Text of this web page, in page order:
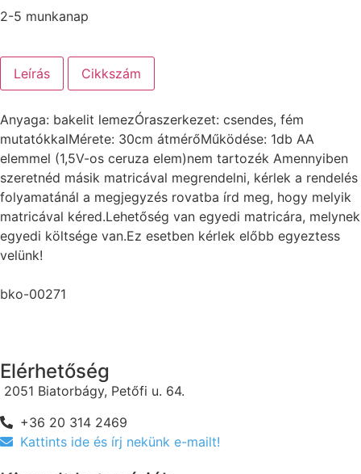
2-5 munkanap
Leírás Cikkszám
Anyaga: bakelit lemezÓraszerkezet: csendes, fém
mutatókkalMérete: 30cm átmérőMűködése: 1db AA
elemmel (1,5V-os ceruza elem)nem tartozék Amennyiben
szeretnéd másik matricával megrendelni, kérlek a rendelés
folyamatánál a megjegyzés rovatba írd meg, hogy melyik
matricával kéred.Lehetőség van egyedi matricára, melynek
egyedi költsége van.Ez esetben kérlek előbb egyeztess
velünk!
bko-00271
Elérhetőség
2051 Biatorbágy, Petőfi u. 64.
+36 20 314 2469
Kattints ide és írj nekünk e-mailt!